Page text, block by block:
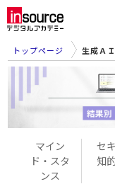
トップページ 生成Ａ
マイン
ド・スタ
ンス
セ
知